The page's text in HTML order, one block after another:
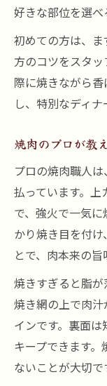
好きな部位を選べ
初めての方は、
方のコツをスタ
際に焼きながら
し、特別なディナ
焼肉のプロが教
プロの焼肉職人
払っています。
で、強火で一気
かり焼き目を付
とで、肉本来の旨
焼きすぎると脂が
焼き網の上で肉
インです。裏面
キープできます
ないことが大切で